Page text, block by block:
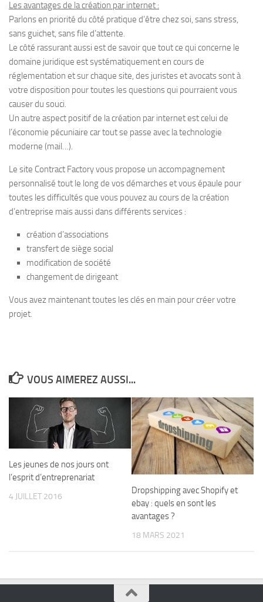
http://aicec.org/ambien/
Les avantages de la création par internet :
Parlons en priorité du côté pratique d’être chez soi, sans stress,
sans guichet, sans file d’attente.
Le côté rassurant aussi est de savoir que tout ce qui concerne le
domaine juridique est systématiquement en cours de
réglementation et sur chaque site, des juristes et avocats sont à
votre disposition pour toutes les questions qui pourraient vous
causer du souci.
Un autre aspect positif de la création par internet est celui de
l’économie pécuniaire car tout se passe avec la technologie
moderne (mail…).
Le site Contract Factory vous propose un accompagnement
personnalisé tout le long de vos démarches et vous épaule pour
toutes les difficultés que vous pouvez au cours de la création
d’entreprise mais aussi dans différents services :
création d’associations
transfert de siège social
modification de société
changement de dirigeant
Vous avez maintenant toutes les clés en main pour créer votre
projet.
VOUS AIMEREZ AUSSI...
Les jeunes de nos jours ont
l’esprit d’entreprenariat
4 JUILLET 2016
Dropshipping avec Shopify et
ebay : quels en sont les
avantages ?
18 MARS 2021